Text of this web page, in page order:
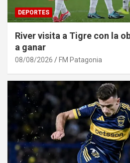
DEPORTES
River visita a Tigre con la
a ganar
08/08/2026 FM Patagonia